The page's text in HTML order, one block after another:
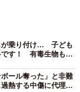
誰も買わなけれ
しまったら席交換
てる』てのがあ
が乗り付け… 子ども
です！ 有毒生物もい
ール奪った」と非難
熱する中傷に代理人